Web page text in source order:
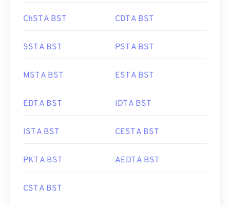
ChST A BST CDT A BST
SST A BST PST A BST
MST A BST EST A BST
EDT A BST IDT A BST
IST A BST CEST A BST
PKT A BST AEDT A BST
CST A BST